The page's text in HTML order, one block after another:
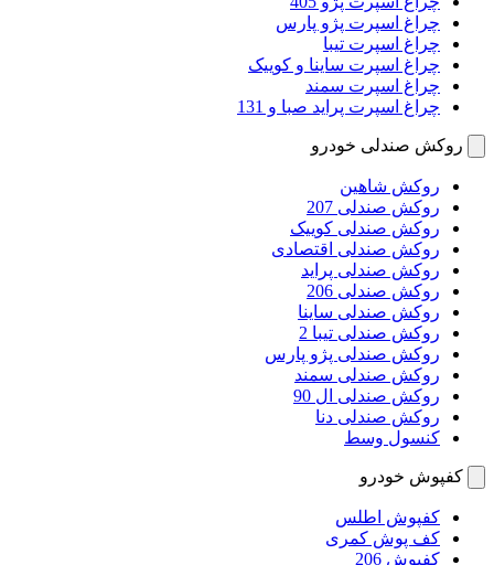
چراغ اسپرت پژو پارس
چراغ اسپرت تیبا
چراغ اسپرت ساینا و کوییک
چراغ اسپرت سمند
چراغ اسپرت پراید صبا و 131
روکش صندلی خودرو
روکش شاهین
روکش صندلی 207
روکش صندلی کوییک
روکش صندلی اقتصادی
روکش صندلی پراید
روکش صندلی 206
روکش صندلی ساینا
روکش صندلی تیبا 2
روکش صندلی پژو پارس
روکش صندلی سمند
روکش صندلی ال 90
روکش صندلی دنا
کنسول وسط
کفپوش خودرو
کفپوش اطلس
کف پوش کمری
کفپوش 206